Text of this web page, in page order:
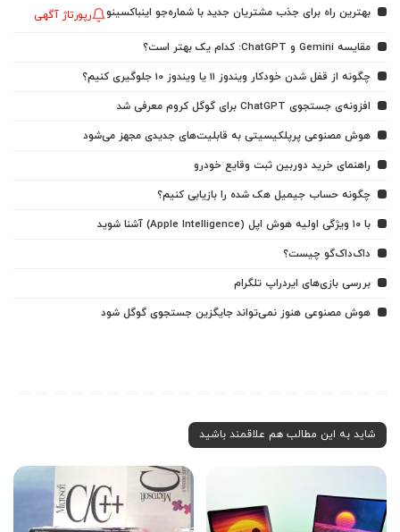
بهترین راه برای جذب مشتریان جدید با شماره‌جو اینباکسینو رپورتاژ آگهی
مقایسه Gemini و ChatGPT: کدام یک بهتر است؟
چگونه از قفل شدن خودکار ویندوز 11 یا ویندوز 10 جلوگیری کنیم؟
افزونه‌ی جستجوی ChatGPT برای گوگل کروم معرفی شد
هوش مصنوعی پرپلکیسیتی به قابلیت‌های جدیدی مجهز می‌شود
راهنمای خرید دوربین ثبت وقایع خودرو
چگونه حساب جیمیل هک شده را بازیابی کنیم؟
با ۱۰ ویژگی اولیه هوش اپل (Apple Intelligence) آشنا شوید
داک‌داک‌گو چیست؟
بررسی بازی‌های ایردراپ تلگرام
هوش مصنوعی هنوز نمی‌تواند جایگزین جستجوی گوگل شود
شاید به این مطالب هم علاقمند باشید